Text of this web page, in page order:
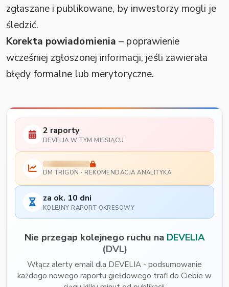
zgłaszane i publikowane, by inwestorzy mogli je
śledzić.
Korekta powiadomienia – poprawienie
wcześniej zgłoszonej informacji, jeśli zawierała
błędy formalne lub merytoryczne.
2 raporty
DEVELIA W TYM MIESIĄCU
DM TRIGON · REKOMENDACJA ANALITYKA
za ok. 10 dni
KOLEJNY RAPORT OKRESOWY
Nie przegap kolejnego ruchu na DEVELIA
(DVL)
Włącz alerty email dla DEVELIA - podsumowanie
każdego nowego raportu giełdowego trafi do Ciebie w